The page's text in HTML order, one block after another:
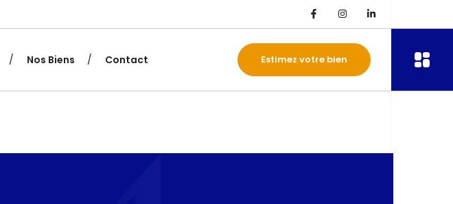
Nos Biens Contact Estimez votre bien